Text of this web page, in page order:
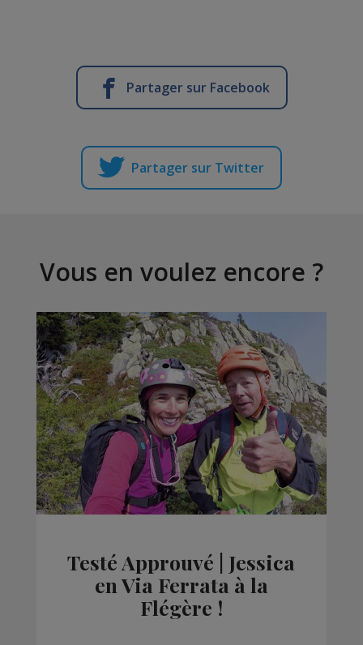
Partager sur Facebook
Partager sur Twitter
Vous en voulez encore ?
Testé Approuvé | Jessica
en Via Ferrata à la
Flégère !